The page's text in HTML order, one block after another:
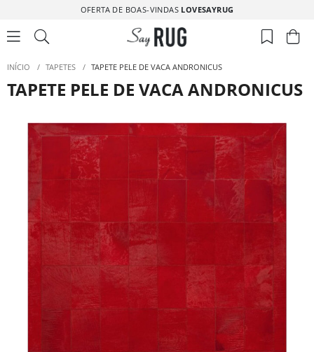
OFERTA DE BOAS-VINDAS LOVESAYRUG
INÍCIO / TAPETES / TAPETE PELE DE VACA ANDRONICUS
TAPETE PELE DE VACA ANDRONICUS